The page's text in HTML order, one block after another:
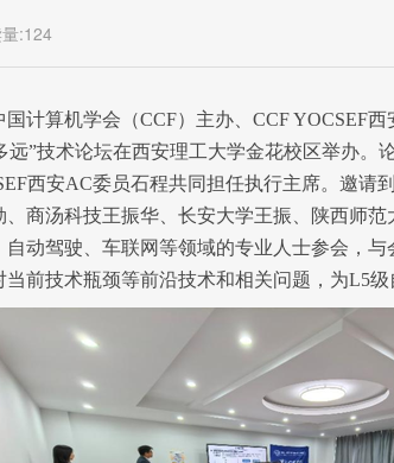
:124
国计算机学会（CCF）主办、CCF YOCSEF
远”技术论坛在西安理工大学金花校区举办。
西安AC委员石程共同担任执行主席。邀请
、商汤科技王振华、长安大学王振、陕西师
自动驾驶、车联网等领域的专业人士参会 ， 与
当前技术瓶颈等前沿技术和相关问题 ，为L5级